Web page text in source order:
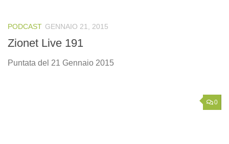
PODCAST GENNAIO 21, 2015
Zionet Live 191
Puntata del 21 Gennaio 2015
0